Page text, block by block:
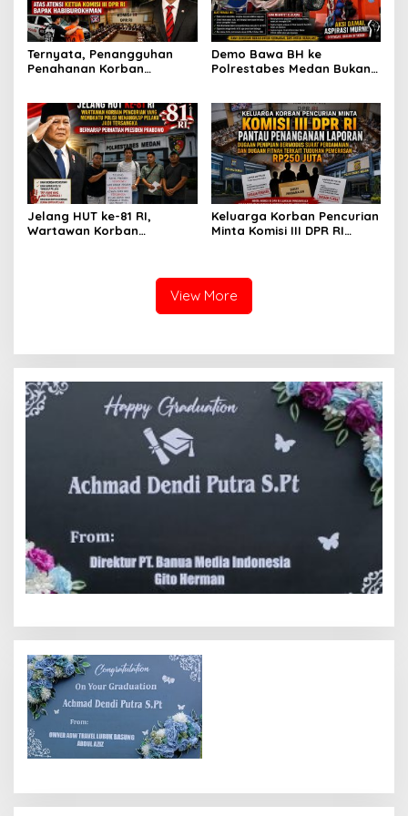
Ternyata, Penangguhan
Penahanan Korban
Setelah Membantu Polisi
Menangkap Maling Atas
Atensi Ketua Komisi III DPR
RI Bapak Habiburokhman
Demo Bawa BH ke
Polrestabes Medan Bukan
dan Rasa Kecewa
Lambatnya Penanganan
Pekara di Polrestabes
Medan
Jelang HUT ke-81 RI,
Wartawan Korban
Keluarga Korban Pencurian
Minta Komisi III DPR RI
Perdamaian dan Dugaan
Fitnah Terkait Tuduhan
Pemerasan Rp250 Juta
View More